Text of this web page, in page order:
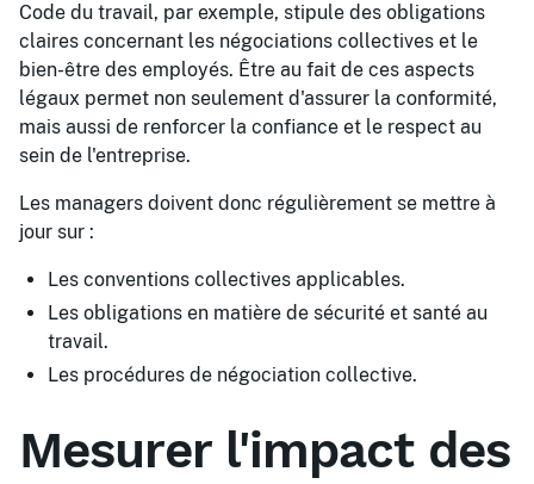
Code du travail, par exemple, stipule des obligations
claires concernant les négociations collectives et le
bien-être des employés. Être au fait de ces aspects
légaux permet non seulement d'assurer la conformité,
mais aussi de renforcer la confiance et le respect au
sein de l'entreprise.
Les managers doivent donc régulièrement se mettre à
jour sur :
Les conventions collectives applicables.
Les obligations en matière de sécurité et santé au
travail.
Les procédures de négociation collective.
Mesurer l'impact des